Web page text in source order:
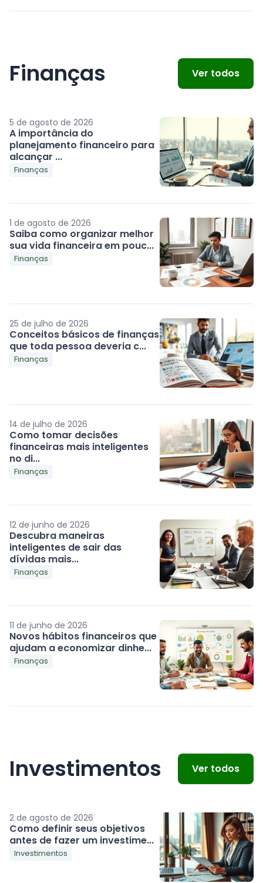
Finanças Ver todos
5 de agosto de 2026
A importância do
planejamento financeiro para
alcançar ...
Finanças
1 de agosto de 2026
Saiba como organizar melhor
sua vida financeira em pouc...
Finanças
25 de julho de 2026
Conceitos básicos de finanças
que toda pessoa deveria c...
Finanças
14 de julho de 2026
Como tomar decisões
financeiras mais inteligentes
no di...
Finanças
12 de junho de 2026
Descubra maneiras
inteligentes de sair das
dívidas mais...
Finanças
11 de junho de 2026
Novos hábitos financeiros que
ajudam a economizar dinhe...
Finanças
Investimentos Ver todos
2 de agosto de 2026
Como definir seus objetivos
antes de fazer um investime...
Investimentos